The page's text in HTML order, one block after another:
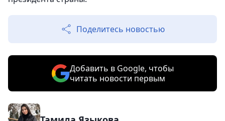
Поделитесь новостью
Добавить в Google, чтобы
читать новости первым